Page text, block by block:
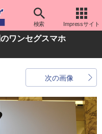
検索 Impressサイト
ワンセグスマホ
次の画像